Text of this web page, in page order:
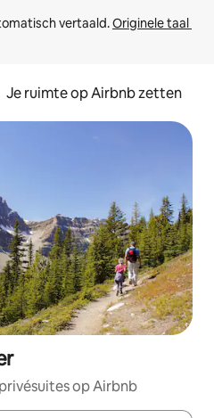
vertaald. Originele taal
Je ruimte op Airbnb zetten
op Airbnb